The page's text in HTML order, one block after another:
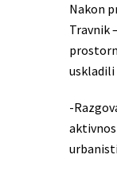
Nakon
Travnik
-